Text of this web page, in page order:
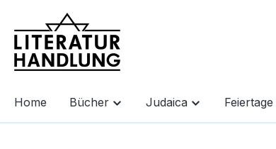
Zur Hauptnavigation springen
Home Bücher Judaica Feiertage